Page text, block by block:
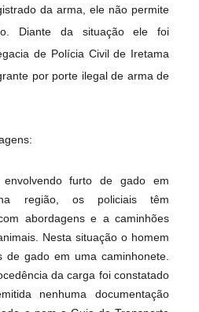
da arma, ele não permite
Diante da situação ele foi
de Polícia Civil de Iretama
por porte ilegal de arma de
envolvendo furto de gado em
região, os policiais têm
abordagens e a caminhões
Nesta situação o homem
de gado em uma caminhonete.
da carga foi constatado
nenhuma documentação